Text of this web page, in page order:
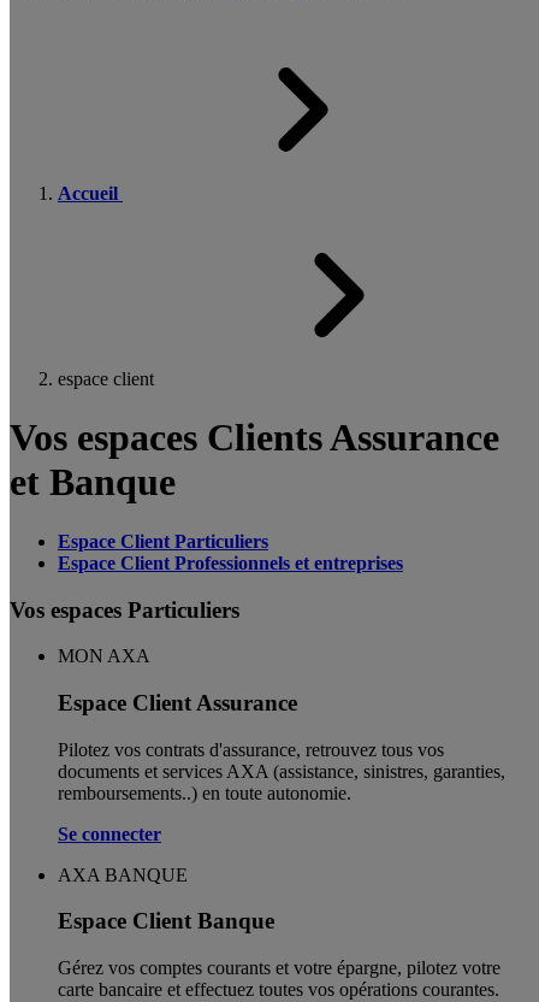
Accueil
espace client
Vos espaces Clients Assurance
et Banque
Espace Client Particuliers
Espace Client Professionnels et entreprises
Vos espaces Particuliers
MON AXA
Espace Client Assurance
Pilotez vos contrats d'assurance, retrouvez tous vos
documents et services AXA (assistance, sinistres, garanties,
remboursements..) en toute autonomie. ​
Se connecter
AXA BANQUE
Espace Client Banque
Gérez vos comptes courants et votre épargne, pilotez votre
carte bancaire et effectuez toutes vos opérations courantes.